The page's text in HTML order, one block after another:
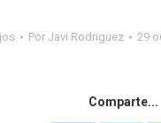
Por Javi Rodriguez 29
Comparte...